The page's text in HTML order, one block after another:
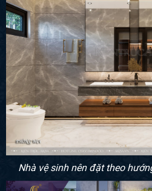
Nhà vệ sinh nên đặt theo